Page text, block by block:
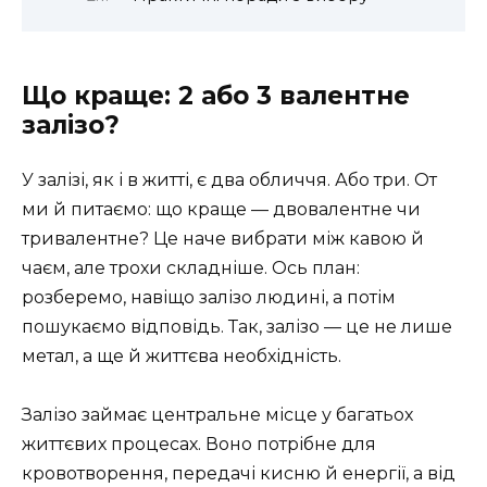
Що краще: 2 або 3 валентне
залізо?
У залізі, як і в житті, є два обличчя. Або три. От
ми й питаємо: що краще — двовалентне чи
тривалентне? Це наче вибрати між кавою й
чаєм, але трохи складніше. Ось план:
розберемо, навіщо залізо людині, а потім
пошукаємо відповідь. Так, залізо — це не лише
метал, а ще й життєва необхідність.
Залізо займає центральне місце у багатьох
життєвих процесах. Воно потрібне для
кровотворення, передачі кисню й енергії, а від